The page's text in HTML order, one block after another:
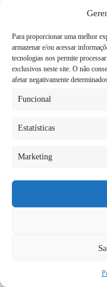
Para proporcionar uma melhor
armazenar e/ou acessar
tecnologias nos permite
exclusivos neste site. O não
afetar negativamente
Funcional
Estatísticas
Marketing
O que muitas pessoas
coisa, só que dita em
não é bem assim e por
Copyright © 2026 - todos os